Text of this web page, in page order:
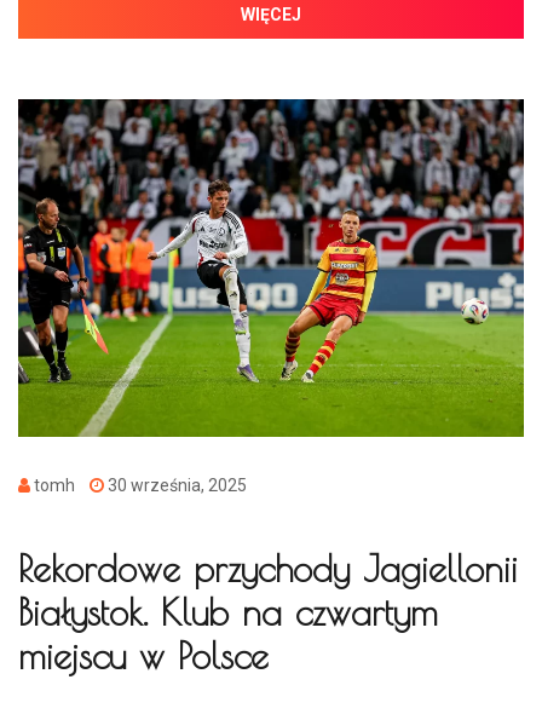
WIĘCEJ
tomh 30 września, 2025
Rekordowe przychody Jagiellonii
Białystok. Klub na czwartym
miejscu w Polsce